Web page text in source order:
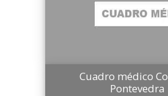
Cuadro médico
Pontevedra